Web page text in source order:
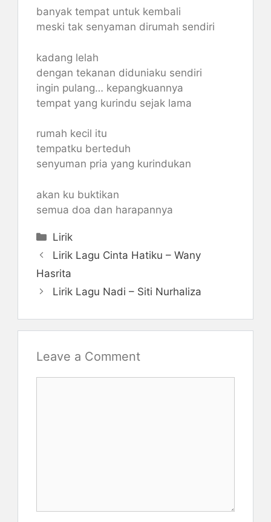
banyak tempat untuk kembali
meski tak senyaman dirumah sendiri
kadang lelah
dengan tekanan diduniaku sendiri
ingin pulang… kepangkuannya
tempat yang kurindu sejak lama
rumah kecil itu
tempatku berteduh
senyuman pria yang kurindukan
akan ku buktikan
semua doa dan harapannya
Categories
Lirik
Lirik Lagu Cinta Hatiku – Wany
Hasrita
Lirik Lagu Nadi – Siti Nurhaliza
Leave a Comment